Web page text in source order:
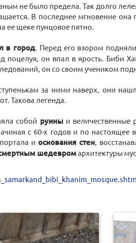
не было предела. Так долго
В последнее мгновение
ее щеке пунцовое пятно.
в город . Перед его взором
он впал в ярость. Биби
он со своим учеником
за ними наверх, они
Такова легенда.
собой руиныи величественные
с 60-х годов и по
и основания стен ,
шедевромархитектуры